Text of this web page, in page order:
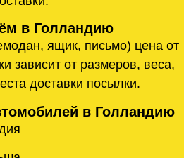
в Голландию
ящик, письмо) цена от
зависит от размеров, веса,
доставки посылки.
в Голландию